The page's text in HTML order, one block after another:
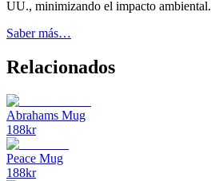
UU., minimizando el impacto ambiental.
Saber más…
Relacionados
Abrahams Mug
188kr
Peace Mug
188kr